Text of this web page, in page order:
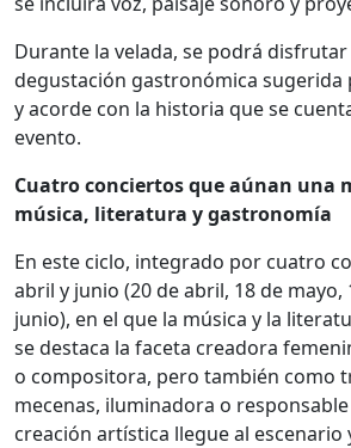
Durante la velada, se podrá disfrutar
degustación gastronómica
y acorde con la historia que se
evento.
Cuatro conciertos que aúnan una
música, literatura y gastronomía
En este ciclo, integrado por cuatro
abril y junio (20 de abril, 18 de mayo,
junio), en el que la música y la
se destaca la faceta creadora
o compositora, pero también como
mecenas, iluminadora o
creación artística llegue al escenario